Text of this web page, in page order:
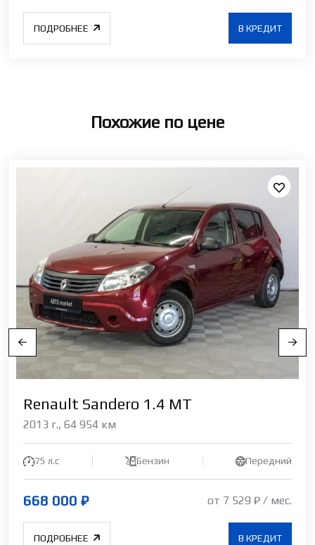
ПОДРОБНЕЕ В КРЕДИТ
Похожие по цене
Renault Sandero 1.4 МТ
2013 г., 64 954 км
75 л.с Бензин Передний
668 000 ₽ от 7 529 ₽ / мес.
ПОДРОБНЕЕ В КРЕДИТ